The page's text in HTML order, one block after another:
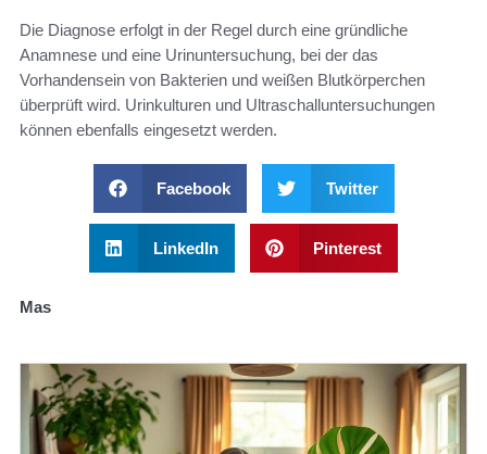
Die Diagnose erfolgt in der Regel durch eine gründliche
Anamnese und eine Urinuntersuchung, bei der das
Vorhandensein von Bakterien und weißen Blutkörperchen
überprüft wird. Urinkulturen und Ultraschalluntersuchungen
können ebenfalls eingesetzt werden.
Facebook Twitter
LinkedIn Pinterest
Mas